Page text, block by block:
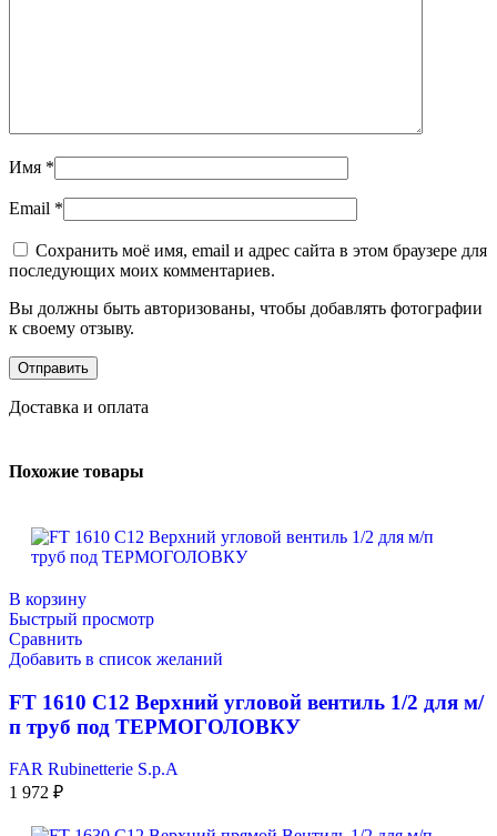
Имя *
Email *
Сохранить моё имя, email и адрес сайта в этом браузере для
последующих моих комментариев.
Вы должны быть авторизованы, чтобы добавлять фотографии
к своему отзыву.
Доставка и оплата
Похожие товары
В корзину
Быстрый просмотр
Сравнить
Добавить в список желаний
FT 1610 C12 Верхний угловой вентиль 1/2 для м/
п труб под ТЕРМОГОЛОВКУ
FAR Rubinetterie S.p.A
1 972 ₽